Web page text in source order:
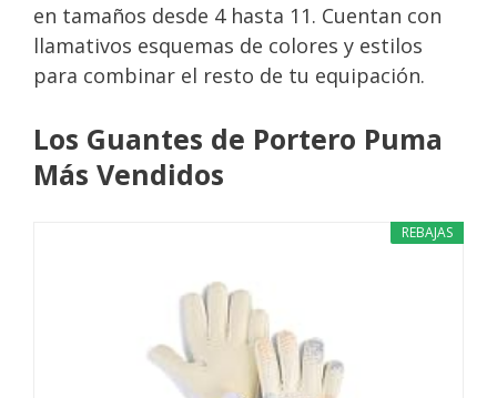
en tamaños desde 4 hasta 11. Cuentan con
llamativos esquemas de colores y estilos
para combinar el resto de tu equipación.
Los Guantes de Portero Puma
Más Vendidos
REBAJAS